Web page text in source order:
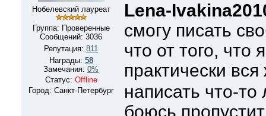
Нобелевский лауреат
Группа: Проверенные
Сообщений: 3036
Репутация: 811
Награды: 58
Замечания: 0%
Статус: Offline
Город: Санкт-Петербург
Lena-
смогу писать
что от того, что
практически
написать что-
боюсь